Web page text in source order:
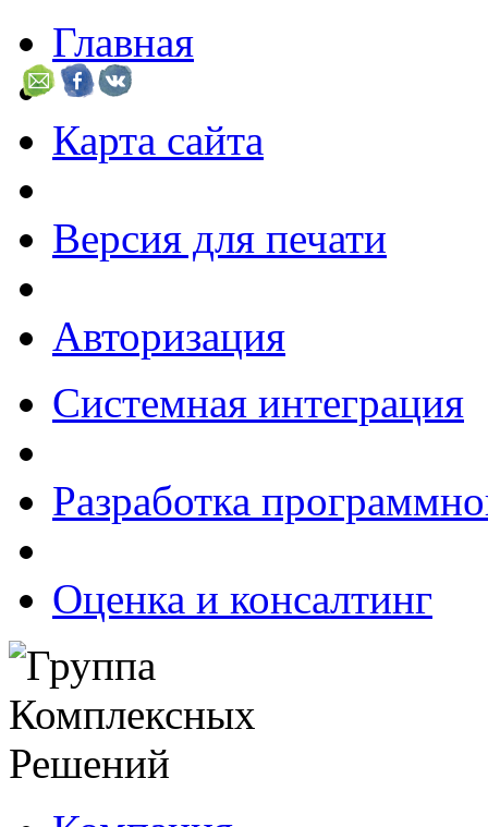
Главная
Карта сайта
Версия для печати
Авторизация
Системная интеграция
Разработка
Оценка и консалтинг